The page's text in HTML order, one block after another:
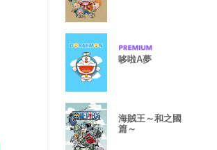
哆啦A夢
海賊王～和之國
篇～